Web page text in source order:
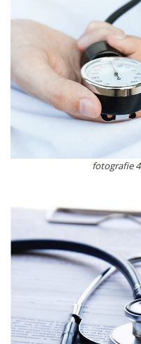
fotografie